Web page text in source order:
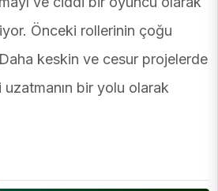
Önceki rollerinin çoğu
keskin ve cesur projelerde
uzatmanın bir yolu olarak